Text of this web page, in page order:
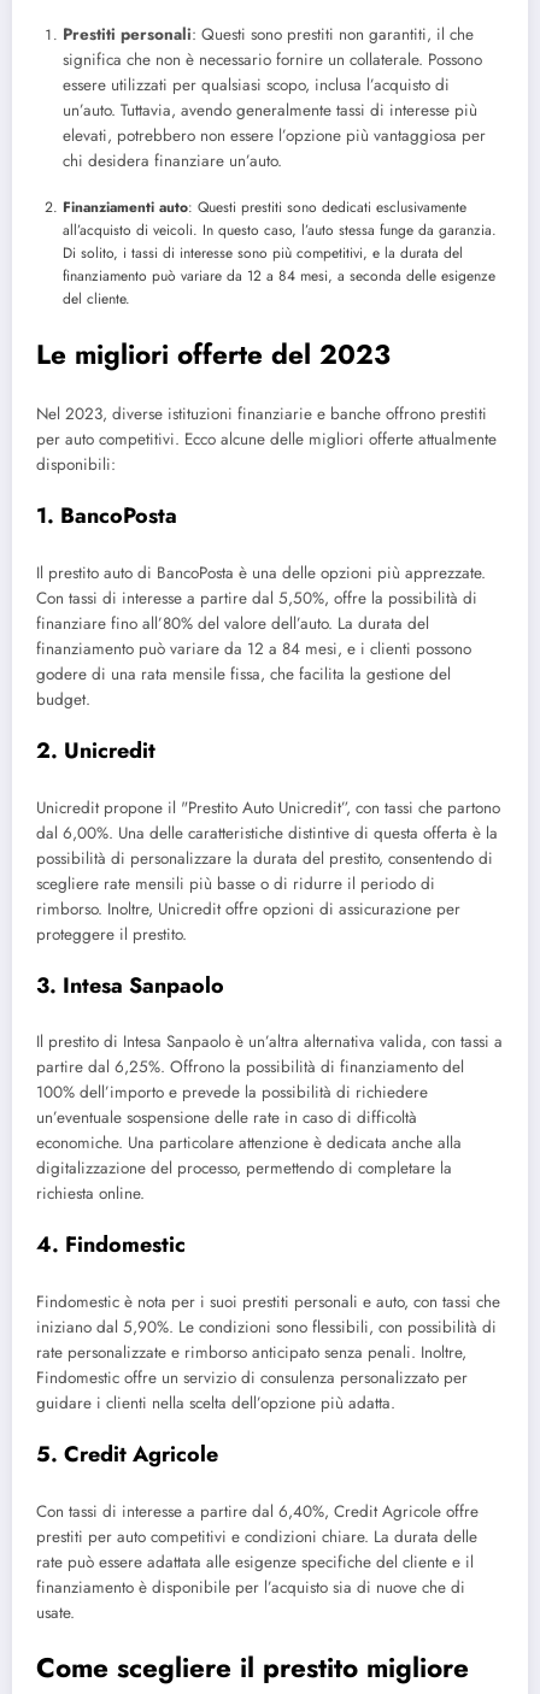
Prestiti personali: Questi sono prestiti non garantiti, il che
significa che non è necessario fornire un collaterale. Possono
essere utilizzati per qualsiasi scopo, inclusa l’acquisto di
un’auto. Tuttavia, avendo generalmente tassi di interesse più
elevati, potrebbero non essere l’opzione più vantaggiosa per
chi desidera finanziare un’auto.
Finanziamenti auto: Questi prestiti sono dedicati esclusivamente
all’acquisto di veicoli. In questo caso, l’auto stessa funge da garanzia.
Di solito, i tassi di interesse sono più competitivi, e la durata del
finanziamento può variare da 12 a 84 mesi, a seconda delle esigenze
del cliente.
Le migliori offerte del 2023
Nel 2023, diverse istituzioni finanziarie e banche offrono prestiti
per auto competitivi. Ecco alcune delle migliori offerte attualmente
disponibili:
1. BancoPosta
Il prestito auto di BancoPosta è una delle opzioni più apprezzate.
Con tassi di interesse a partire dal 5,50%, offre la possibilità di
finanziare fino all’80% del valore dell’auto. La durata del
finanziamento può variare da 12 a 84 mesi, e i clienti possono
godere di una rata mensile fissa, che facilita la gestione del
budget.
2. Unicredit
Unicredit propone il "Prestito Auto Unicredit”, con tassi che partono
dal 6,00%. Una delle caratteristiche distintive di questa offerta è la
possibilità di personalizzare la durata del prestito, consentendo di
scegliere rate mensili più basse o di ridurre il periodo di
rimborso. Inoltre, Unicredit offre opzioni di assicurazione per
proteggere il prestito.
3. Intesa Sanpaolo
Il prestito di Intesa Sanpaolo è un’altra alternativa valida, con tassi a
partire dal 6,25%. Offrono la possibilità di finanziamento del
100% dell’importo e prevede la possibilità di richiedere
un’eventuale sospensione delle rate in caso di difficoltà
economiche. Una particolare attenzione è dedicata anche alla
digitalizzazione del processo, permettendo di completare la
richiesta online.
4. Findomestic
Findomestic è nota per i suoi prestiti personali e auto, con tassi che
iniziano dal 5,90%. Le condizioni sono flessibili, con possibilità di
rate personalizzate e rimborso anticipato senza penali. Inoltre,
Findomestic offre un servizio di consulenza personalizzato per
guidare i clienti nella scelta dell’opzione più adatta.
5. Credit Agricole
Con tassi di interesse a partire dal 6,40%, Credit Agricole offre
prestiti per auto competitivi e condizioni chiare. La durata delle
rate può essere adattata alle esigenze specifiche del cliente e il
finanziamento è disponibile per l’acquisto sia di nuove che di
usate.
Come scegliere il prestito migliore